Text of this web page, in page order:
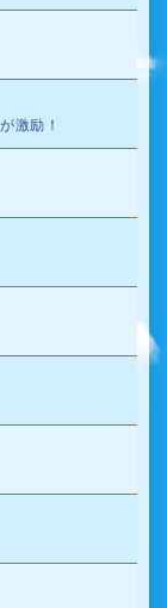
激励！